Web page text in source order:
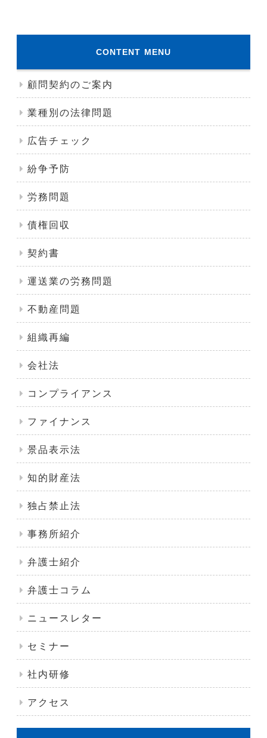
CONTENT MENU
顧問契約のご案内
業種別の法律問題
広告チェック
紛争予防
労務問題
債権回収
契約書
運送業の労務問題
不動産問題
組織再編
会社法
コンプライアンス
ファイナンス
景品表示法
知的財産法
独占禁止法
事務所紹介
弁護士紹介
弁護士コラム
ニュースレター
セミナー
社内研修
アクセス